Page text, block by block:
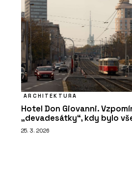
ARCHITEKTURA
Hotel Don Giovanni.
„devadesátky“, kdy bylo
25. 3. 2026